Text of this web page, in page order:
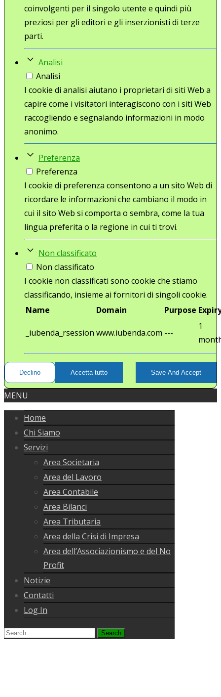
coinvolgenti per il singolo utente e quindi più
preziosi per gli editori e gli inserzionisti di terze
parti.
Analisi
Analisi
I cookie di analisi aiutano i proprietari di siti Web a
capire come i visitatori interagiscono con i siti Web
raccogliendo e segnalando informazioni in modo
anonimo.
Preferenza
Preferenza
I cookie di preferenza consentono a un sito Web di
ricordare le informazioni che cambiano il modo in
cui il sito Web si comporta o sembra, come la tua
lingua preferita o la regione in cui ti trovi.
Non classificato
Non classificato
I cookie non classificati sono cookie che stiamo
classificando, insieme ai fornitori di singoli cookie.
Name
Domain Purpose
_iubenda_rsession www.iubenda.com ---
1
Declino Accetta tutto Save And Accept
MENU
Home
Chi Siamo
Servizi
Area Societaria
Area del Lavoro
Area Contabile
Area Bilanci
Area Tributaria
Area della Crisi di Impresa
Area dell’Associazionismo e del No
Profit
Notizie
Contatti
Log In
Search